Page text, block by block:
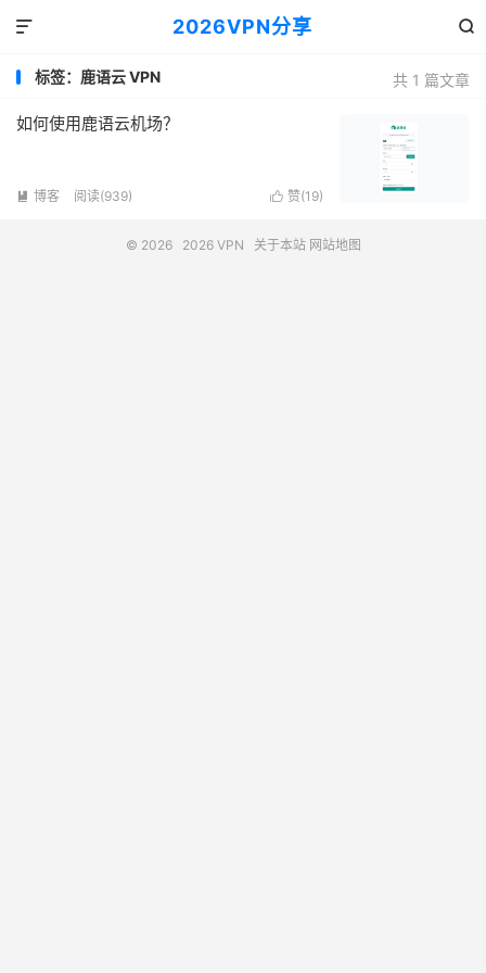
2026VPN分享 

共 1 篇文章
标签：鹿语云 VPN
如何使用鹿语云机场？
 赞(19)
 博客 阅读(939)
© 2026 2026 VPN 关于本站 网站地图